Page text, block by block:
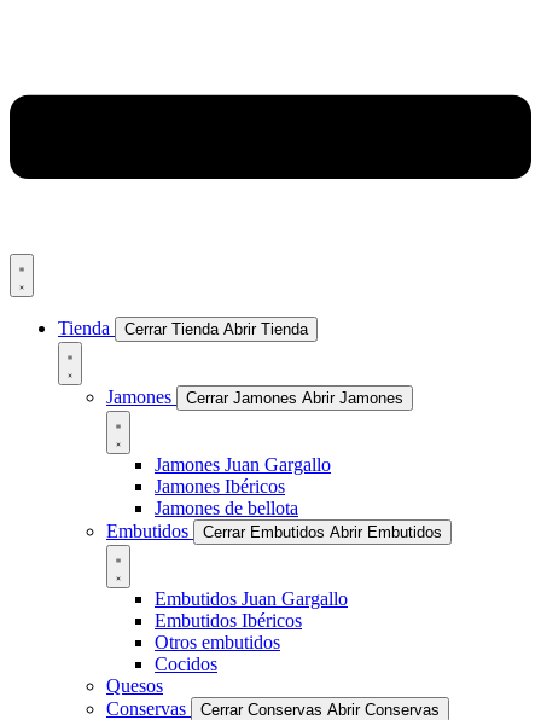
Tienda Cerrar Tienda Abrir Tienda
Jamones Cerrar Jamones Abrir Jamones
Jamones Juan Gargallo
Jamones Ibéricos
Jamones de bellota
Embutidos
Cerrar Embutidos Abrir Embutidos
Embutidos Juan Gargallo
Embutidos Ibéricos
Otros embutidos
Cocidos
Quesos
Conservas
Cerrar Conservas Abrir Conservas